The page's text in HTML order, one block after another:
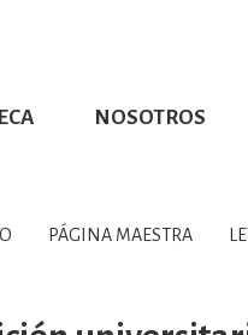
NOSOTROS
PÁGINA MAESTRA